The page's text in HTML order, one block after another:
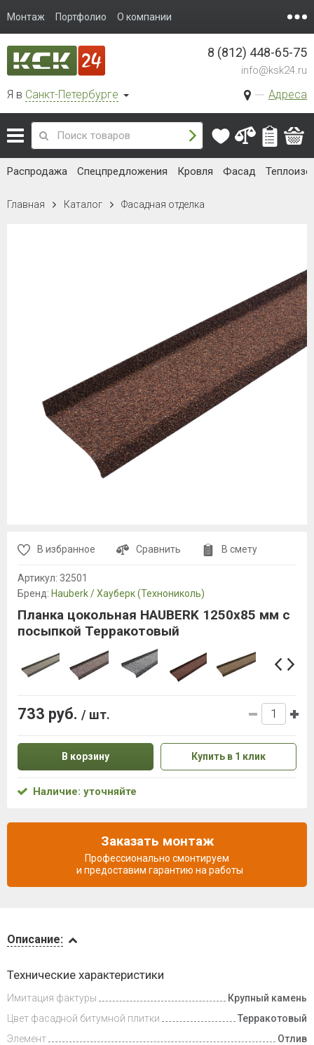
Монтаж Портфолио О компании
Я в Санкт-Петербурге Адреса
8 (812) 448-65-75
info@ksk24.ru
Распродажа Спецпредложения Кровля Фасад
Главная Каталог Фасадная отделка
и оплата
Описание:
Технические характеристики
Имитация фактуры
Крупный камень
Цвет фасадной битумной плитки
Терракотовый
Элемент
Отлив
В избранное Сравнить В смету
Артикул: 32501
Бренд: Hauberk / Хауберк (Технониколь)
Планка цокольная HAUBERK 1250х85 мм с
посыпкой Терракотовый
733 руб. / шт.
В корзину Купить в 1 клик
Наличие: уточняйте
Заказать монтаж
Профессионально смонтируем
и предоставим гарантию на работы